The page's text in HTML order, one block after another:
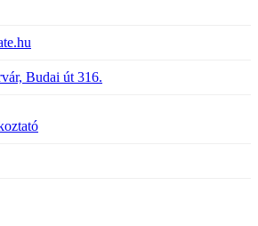
Budai út 316.